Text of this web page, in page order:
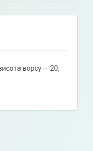
ворсу — 20,